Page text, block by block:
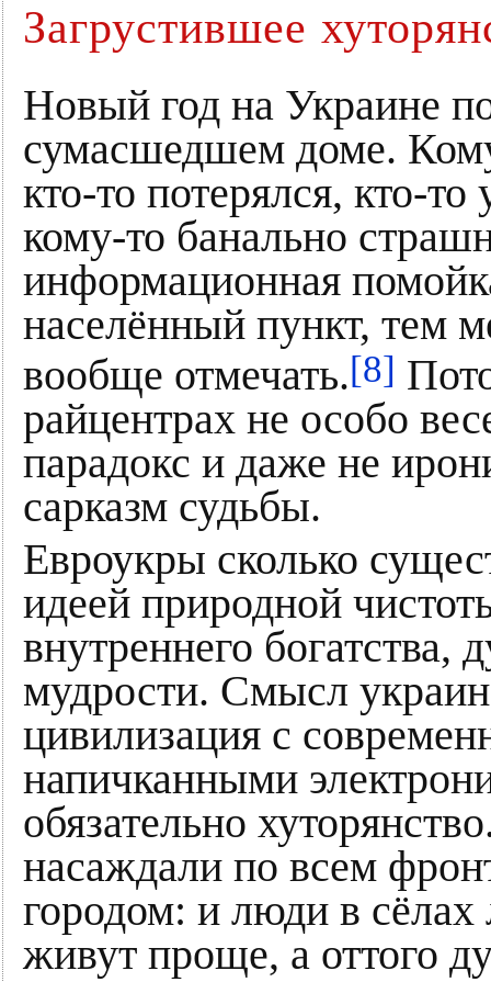
Загрустившее
Новый год на Украине
сумасшедшем доме.
кто-то потерялся, кто-то
кому-то банально
информационная
населённый пункт, тем
вообще отмечать.[8]
райцентрах не особо
парадокс и даже не
сарказм судьбы.
Евроукры сколько
идеей природной
внутреннего богатства,
мудрости. Смысл
цивилизация с
напичканными
обязательно
насаждали по всем
городом: и люди в
живут проще, а оттого